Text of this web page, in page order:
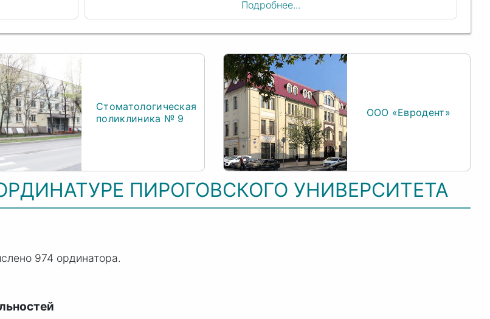
Подробнее...
Стоматологическая
поликлиника № 9
ООО «Евродент»
ПИРОГОВСКОГО УНИВЕРСИТЕТА
974 ординатора.